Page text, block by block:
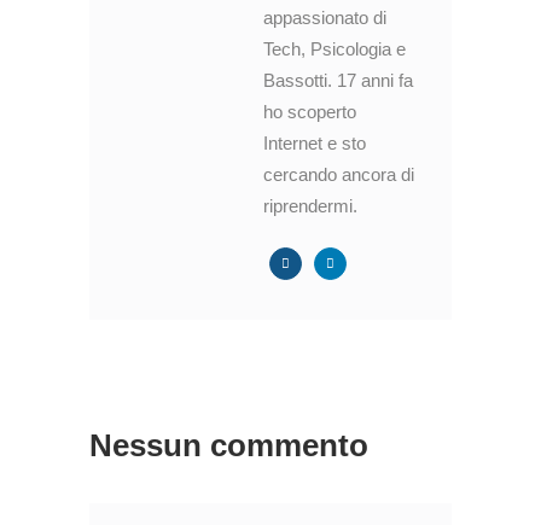
appassionato di
Tech, Psicologia e
Bassotti. 17 anni fa
ho scoperto
Internet e sto
cercando ancora di
riprendermi.
Nessun commento